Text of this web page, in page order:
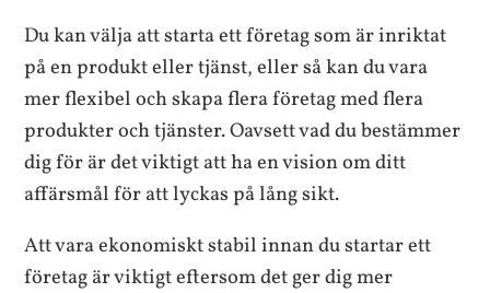
Du kan välja att starta ett företag som är inriktat
på en produkt eller tjänst, eller så kan du vara
mer flexibel och skapa flera företag med flera
produkter och tjänster. Oavsett vad du bestämmer
dig för är det viktigt att ha en vision om ditt
affärsmål för att lyckas på lång sikt.
Att vara ekonomiskt stabil innan du startar ett
företag är viktigt eftersom det ger dig mer